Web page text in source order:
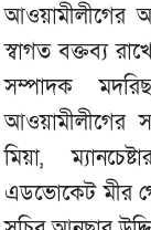
আওয়ামীলীগের
স্বাগত বক্তব্য
সম্পাদক
আওয়ামীলীগের
মিয়া,
এডভোকেট মীর